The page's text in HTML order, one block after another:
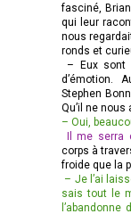
fasciné,
qui leur
nous
ronds et
– Eux sont
d’émotion.
Stephen
Qu’il ne
– Oui,
Il me serra
corps à
froide que la
– Je l’ai
sais tout le